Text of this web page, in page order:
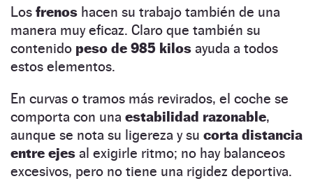
Los frenos hacen su trabajo también de una
manera muy eficaz. Claro que también su
contenido peso de 985 kilos ayuda a todos
estos elementos.
En curvas o tramos más revirados, el coche se
comporta con una estabilidad razonable,
aunque se nota su ligereza y su corta distancia
entre ejes al exigirle ritmo; no hay balanceos
excesivos, pero no tiene una rigidez deportiva.